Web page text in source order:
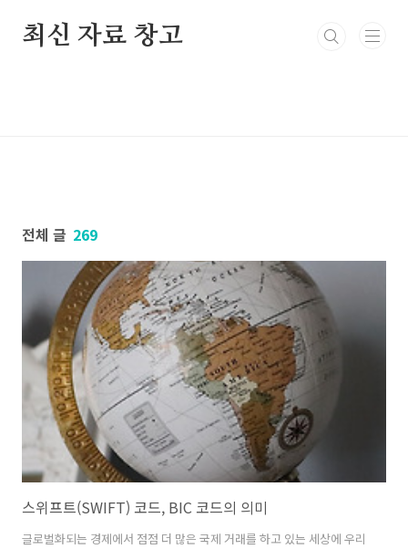
최신 자료 창고
전체 글 269
스위프트(SWIFT) 코드, BIC 코드의 의미
글로벌화되는 경제에서 점점 더 많은 국제 거래를 하고 있는 세상에 우리